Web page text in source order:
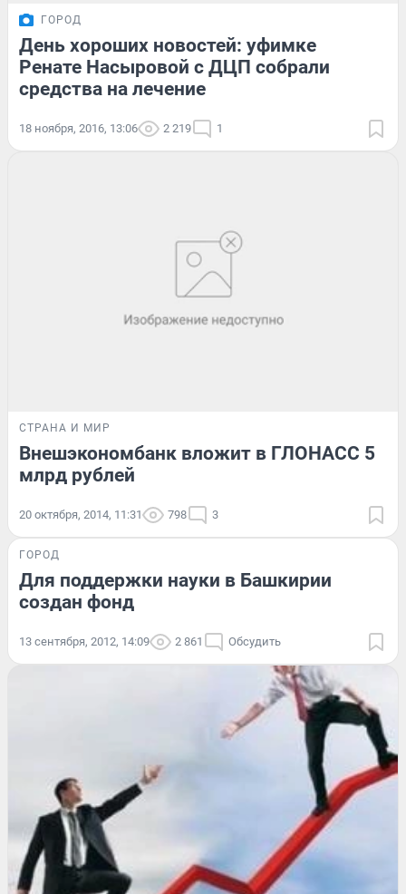
ГОРОД
День хороших новостей: уфимке
Ренате Насыровой с ДЦП собрали
средства на лечение
18 ноября, 2016, 13:06 2 219 1
СТРАНА И МИР
Внешэкономбанк вложит в ГЛОНАСС 5
млрд рублей
20 октября, 2014, 11:31 798 3
ГОРОД
Для поддержки науки в Башкирии
создан фонд
13 сентября, 2012, 14:09 2 861 Обсудить